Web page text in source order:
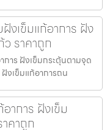
งเข็มแก้อาการ ฝัง
ราคาถูก
การ ฝังเข็มกระตุ้นตามจุด
งเข็มแก้อาการถน
าการ ฝังเข็ม
คาถูก